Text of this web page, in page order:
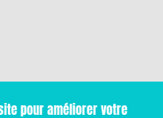
pour améliorer votre